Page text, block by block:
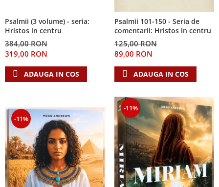
Psalmii (3 volume) - seria:
Hristos in centru
384,00 RON
319,00 RON
ADAUGA IN COS
Psalmii 101-150 - Seria de
comentarii: Hristos in centru
125,00 RON
89,00 RON
ADAUGA IN COS
-11%
-11%